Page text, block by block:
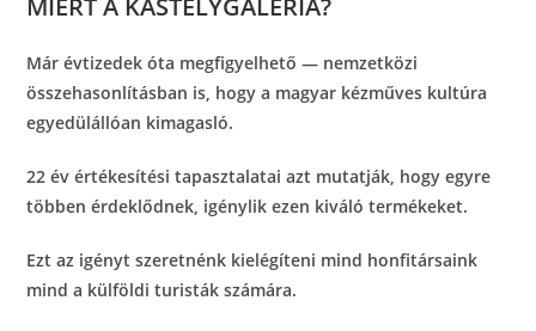
MIÉRT A KASTÉLYGALÉRIA?
Már évtizedek óta megfigyelhető — nemzetközi
összehasonlításban is, hogy a magyar kézműves kultúra
egyedülállóan kimagasló.
22 év értékesítési tapasztalatai azt mutatják, hogy egyre
többen érdeklődnek, igénylik ezen kiváló termékeket.
Ezt az igényt szeretnénk kielégíteni mind honfitársaink
mind a külföldi turisták számára.